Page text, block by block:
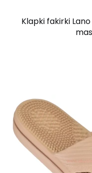
Klapki fakirki